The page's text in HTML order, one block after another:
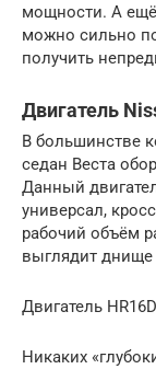
мощности. А
можно сильно
получить
Двигатель
В большинстве
седан Веста
Данный
универсал,
рабочий объём
выглядит
Двигатель
Никаких